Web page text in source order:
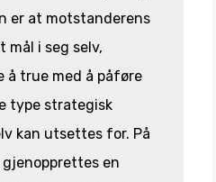
er at motstanderens
mål i seg selv,
true med å påføre
type strategisk
kan utsettes for. På
en